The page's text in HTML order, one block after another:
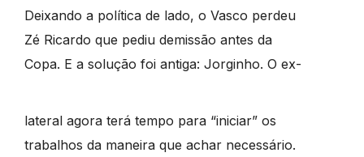
Deixando a política de lado, o Vasco perdeu
Zé Ricardo que pediu demissão antes da
Copa. E a solução foi antiga: Jorginho. O ex-
lateral agora terá tempo para “iniciar” os
trabalhos da maneira que achar necessário.